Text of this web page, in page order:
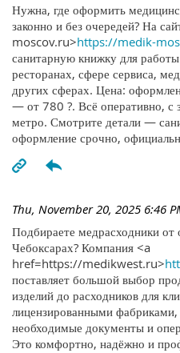
Нужна, где оформить
законно и без очередей? На
moscov.ru>https://medik-
санитарную книжку для
ресторанах, сфере сервиса,
других сферах. Цена:
— от 780 ?. Всё оперативно, с
метро. Смотрите детали —
оформление срочно,
Thu, November 20, 2025 6:46
Подбираете медрасходники
Чебоксарах? Компания <a
href=https://medikwest.ru>
поставляет большой выбор
изделий до расходников для
лицензированными фабриками,
необходимые документы и
Это комфортно, надёжно и